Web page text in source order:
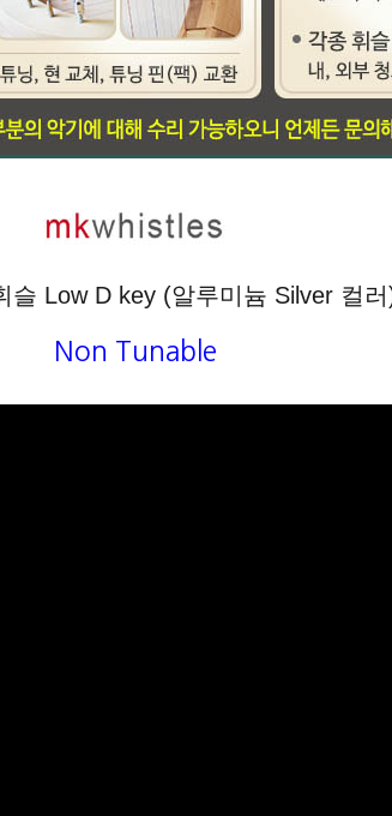
슬 Low D key (알루미늄 Silver 컬러
Non Tunable